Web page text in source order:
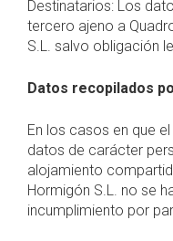
Destinatarios: Los
tercero ajeno a
S.L. salvo obligación
Datos recopilados
En los casos en que
datos de carácter
alojamiento
Hormigón S.L. no se
incumplimiento por